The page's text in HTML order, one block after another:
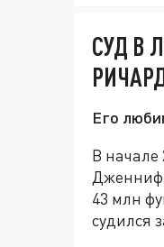
СУД В
Его
В
43 млн
судился